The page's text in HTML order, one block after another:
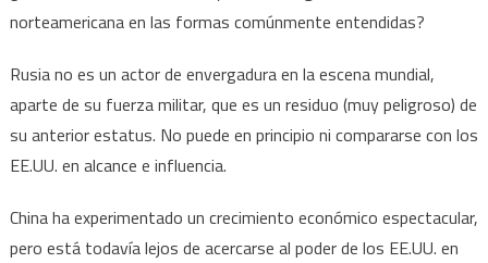
norteamericana en las formas comúnmente entendidas?
Rusia no es un actor de envergadura en la escena mundial,
aparte de su fuerza militar, que es un residuo (muy peligroso) de
su anterior estatus. No puede en principio ni compararse con los
EE.UU. en alcance e influencia.
China ha experimentado un crecimiento económico espectacular,
pero está todavía lejos de acercarse al poder de los EE.UU. en